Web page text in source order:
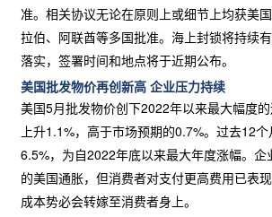
准。相关协议无论在原则上或细节上均获美
拉伯、阿联酋等多国批准。海上封锁将持续
落实，签署时间和地点将于近期公布。
美国批发物价再创新高 企业压力持续
美国5月批发物价创下2022年以来最大幅度
上升1.1%，高于市场预期的0.7%。过去12
6.5%，为自2022年底以来最大年度涨幅。企
的美国通胀，但消费者对支付更高费用已表
成本势必会转嫁至消费者身上。